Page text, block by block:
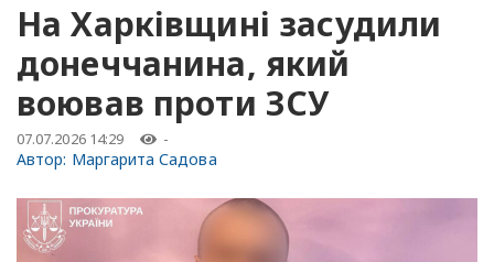
На Харківщині засудили
донеччанина, який
воював проти ЗСУ
07.07.2026 14:29 -
Автор: Маргарита Садова